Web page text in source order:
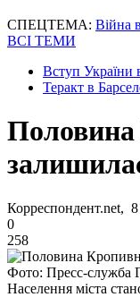
СПЕЦТЕМА: Війна
ВСІ ТЕМИ
Вступ України
Теракт в
Корреспондент.net,
0
258
Фото: Пресс-
Населення міста